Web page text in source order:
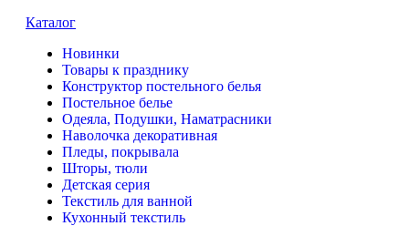
Каталог
Новинки
Товары к празднику
Конструктор постельного белья
Постельное белье
Одеяла, Подушки, Наматрасники
Наволочка декоративная
Пледы, покрывала
Шторы, тюли
Детская серия
Текстиль для ванной
Кухонный текстиль